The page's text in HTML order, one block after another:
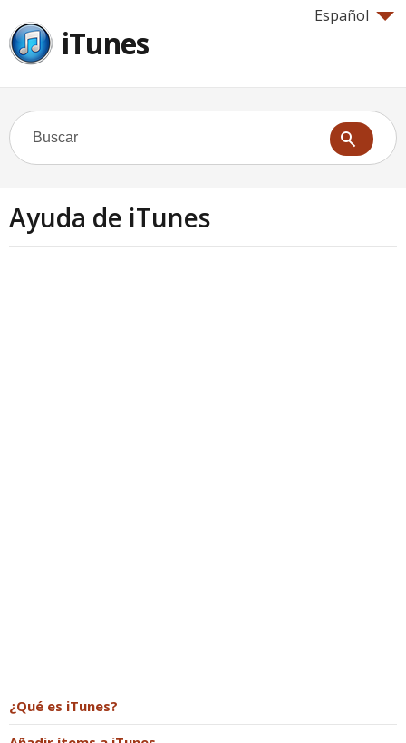
Español
iTunes
Ayuda de iTunes
¿Qué es iTunes?